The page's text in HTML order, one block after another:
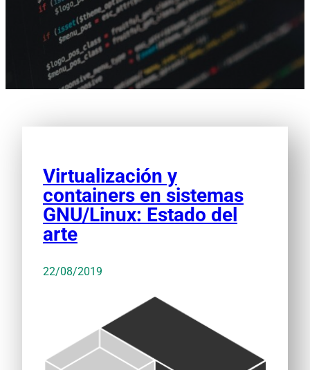
Virtualización y
containers en sistemas
GNU/Linux: Estado del
arte
22/08/2019